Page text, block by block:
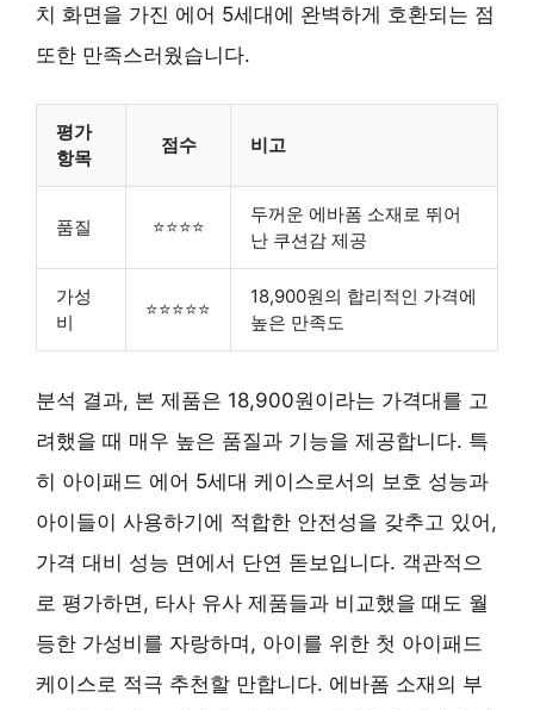
치 화면을 가진 에어 5세대에 완벽하게 호환되는 점
또한 만족스러웠습니다.
평가
항목
점수 비고
품질 ⭐⭐⭐⭐
두꺼운 에바폼 소재로 뛰어
난 쿠션감 제공
가성
비
⭐⭐⭐⭐⭐
18,900원의 합리적인 가격에
높은 만족도
분석 결과, 본 제품은 18,900원이라는 가격대를 고
려했을 때 매우 높은 품질과 기능을 제공합니다. 특
히 아이패드 에어 5세대 케이스로서의 보호 성능과
아이들이 사용하기에 적합한 안전성을 갖추고 있어,
가격 대비 성능 면에서 단연 돋보입니다. 객관적으
로 평가하면, 타사 유사 제품들과 비교했을 때도 월
등한 가성비를 자랑하며, 아이를 위한 첫 아이패드
케이스로 적극 추천할 만합니다. 에바폼 소재의 부